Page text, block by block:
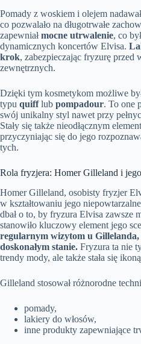
Pomady z woskiem i olejem
co pozwalało na długotrwałe
zapewniałmocne utrwalenie, co
dynamicznych koncertów Elvisa.
krok, zabezpieczając fryzurę przed
zewnętrznych.
Dzięki tym kosmetykom możliwe
typu quifflub pompadour. To one
swój unikalny styl nawet przy
Stały się także nieodłącznym
przyczyniając się do jego
tych.
Rola fryzjera: Homer Gilleland i
Homer Gilleland, osobisty fryzjer
w kształtowaniu jego
dbał o to, by fryzura Elvisa zawsze
stanowiło kluczowy element jego
regularnym wizytom u Gillelanda,
doskonałym stanie. Fryzura ta nie
trendy mody, ale także stała się
Gilleland stosował różnorodne
pomady,
lakiery do włosów,
inne produkty zapewniające